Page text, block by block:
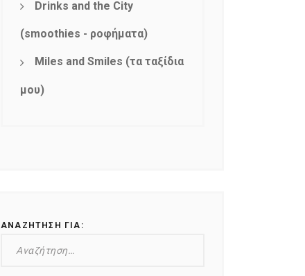
Drinks and the City
(smoothies - ροφήματα)
Miles and Smiles (τα ταξίδια
μου)
ΑΝΑΖΉΤΗΣΗ ΓΙΑ: